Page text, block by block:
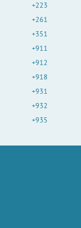
+223
+261
+351
+911
+912
+918
+931
+932
+935